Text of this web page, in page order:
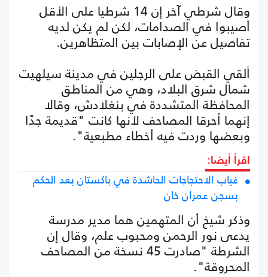
وقال شرطي آخر إن 14 شرطيا على الأقل
أصيبوا في الصدامات، لكن لم يكن لديه
تفاصيل عن الإصابات بين المتظاهرين.
ألقي القبض على الرجلين في مدينة سيلهيت
شمال شرق البلاد، وهي من المناطق
المحافظة المتشددة في بنغلادش، وقالا
إنهما أحرقا المصاحف لأنها كانت "قديمة جدًا
وبعضها وردت فيه أخطاء مطبعية".
اقرأ أيضا:
غياب الاحتجاجات الحاشدة في باكستان بعد الحكم
بسجن عمران خان
وذكر شيخ أن المتهمين هما مدير مدرسة
يدعى نور الرحمن ومحبوب علم، وقال إن
الشرطة "صادرت 45 نسخة من المصاحف
المحروقة".